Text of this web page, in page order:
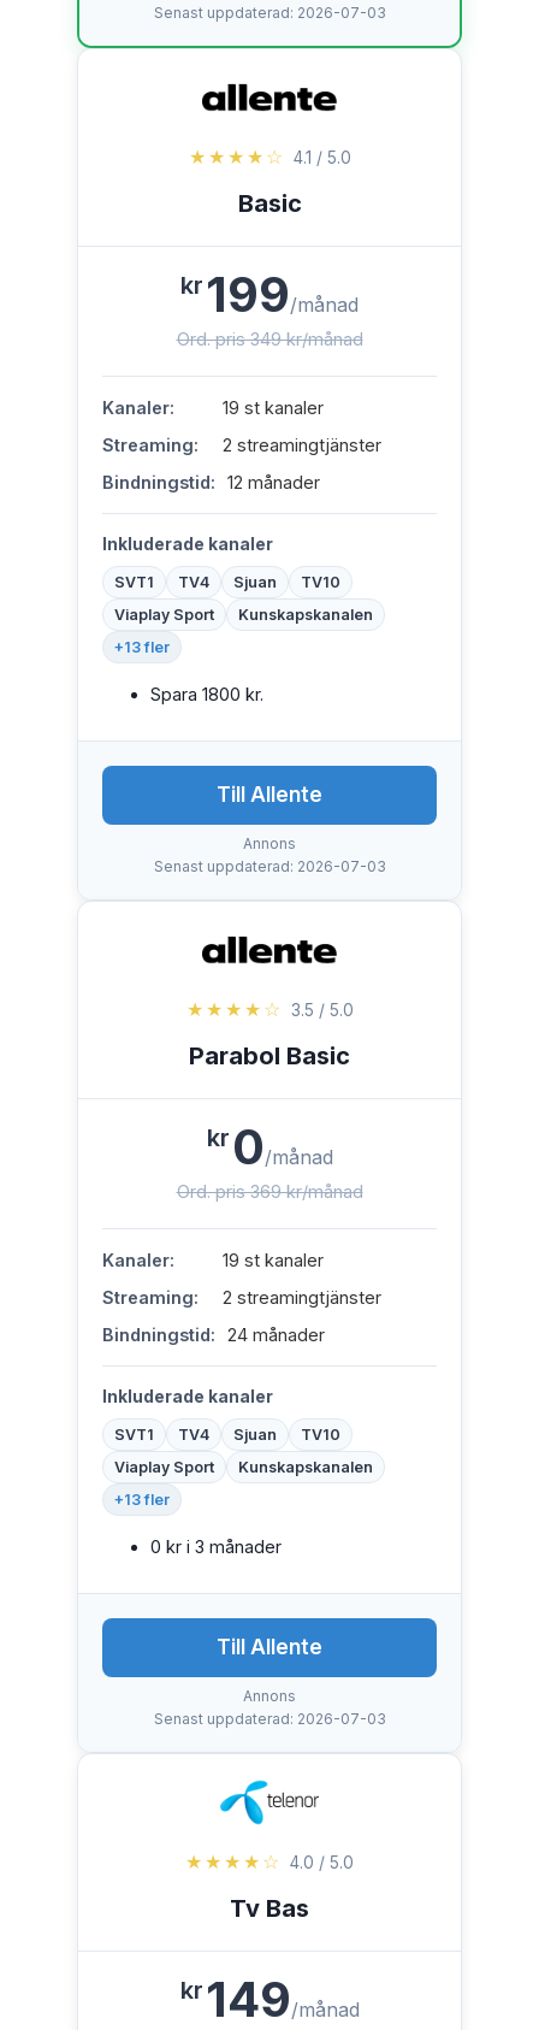
Senast uppdaterad: 2026-07-03
★★★★☆ 4.1 / 5.0
Basic
kr 199/månad
Ord. pris 349 kr/månad
Kanaler:
19 st kanaler
Streaming:
2 streamingtjänster
Bindningstid:
12 månader
Inkluderade kanaler
SVT1 TV4 Sjuan
TV10
Viaplay Sport
Kunskapskanalen
+13 fler
Spara 1800 kr.
Till Allente
Annons
Senast uppdaterad: 2026-07-03
★★★★☆ 3.5 / 5.0
Parabol Basic
kr 0/månad
Ord. pris 369 kr/månad
Kanaler:
19 st kanaler
Streaming:
2 streamingtjänster
Bindningstid:
24 månader
Inkluderade kanaler
SVT1 TV4 Sjuan
TV10
Viaplay Sport
Kunskapskanalen
+13 fler
0 kr i 3 månader
Till Allente
Annons
Senast uppdaterad: 2026-07-03
★★★★☆ 4.0 / 5.0
Tv Bas
kr 149/månad